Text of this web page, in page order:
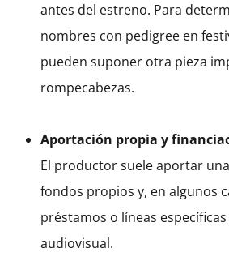
antes del estreno. Para
nombres con pedigree en
pueden suponer otra pieza
rompecabezas.
Aportación propia y
El productor suele aportar
fondos propios y, en algunos
préstamos o líneas
audiovisual.